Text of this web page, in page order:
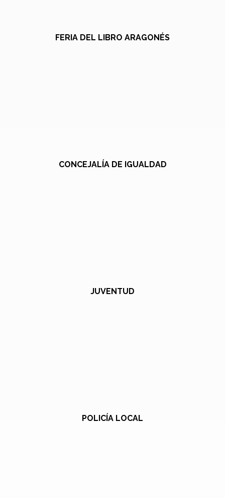
FERIA DEL LIBRO ARAGONÉS
CONCEJALÍA DE IGUALDAD
JUVENTUD
POLICÍA LOCAL